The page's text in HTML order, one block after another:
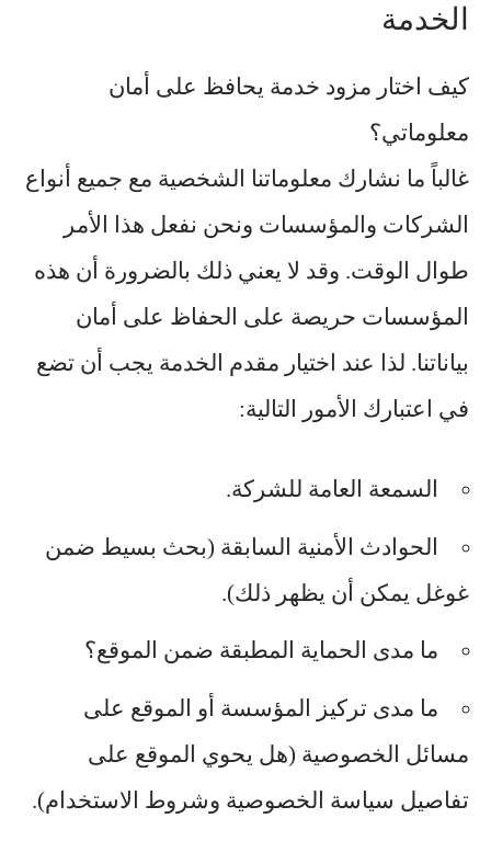
الخدمة
كيف اختار مزود خدمة يحافظ على أمان
معلوماتي؟
غالباً ما نشارك معلوماتنا الشخصية مع جميع أنواع
الشركات والمؤسسات ونحن نفعل هذا الأمر
طوال الوقت. وقد لا يعني ذلك بالضرورة أن هذه
المؤسسات حريصة على الحفاظ على أمان
بياناتنا. لذا عند اختيار مقدم الخدمة يجب أن تضع
في اعتبارك الأمور التالية:
السمعة العامة للشركة.
الحوادث الأمنية السابقة (بحث بسيط ضمن
غوغل يمكن أن يظهر ذلك).
ما مدى الحماية المطبقة ضمن الموقع؟
ما مدى تركيز المؤسسة أو الموقع على
مسائل الخصوصية (هل يحوي الموقع على
تفاصيل سياسة الخصوصية وشروط الاستخدام).